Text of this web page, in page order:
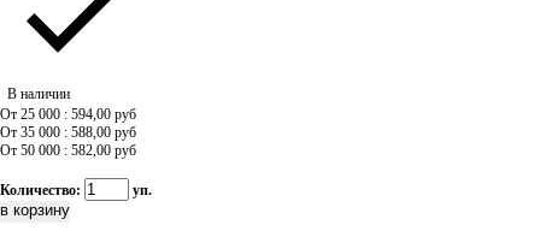
В наличии
От 25 000 : 594,00 руб
От 35 000 : 588,00 руб
От 50 000 : 582,00 руб
Количество: уп.